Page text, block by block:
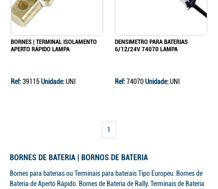
BORNES | TERMINAL ISOLAMENTO
APERTO RÁPIDO LAMPA
Ref:39115Unidade:UNI
DENSIMETRO PARA BATERIAS
6/12/24V 74070 LAMPA
Ref:74070Unidade:UNI
1
BORNES DE BATERIA | BORNOS DE BATERIA
Bornes para baterias ou Terminais para baterais Tipo Europeu. Bornes de
Bateria de Aperto Rápido. Bornes de Bateria de Rally. Terminais de Bateria